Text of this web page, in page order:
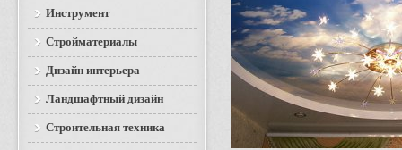
Инструмент
Стройматериалы
Дизайн интерьера
Ландшафтный дизайн
Строительная техника